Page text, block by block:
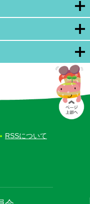
RSSについて